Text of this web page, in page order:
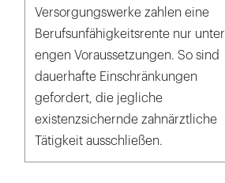
Versorgungswerke zahlen eine
Berufsunfähigkeitsrente nur unter
engen Voraussetzungen. So sind
dauerhafte Einschränkungen
gefordert, die jegliche
existenzsichernde zahnärztliche
Tätigkeit ausschließen.